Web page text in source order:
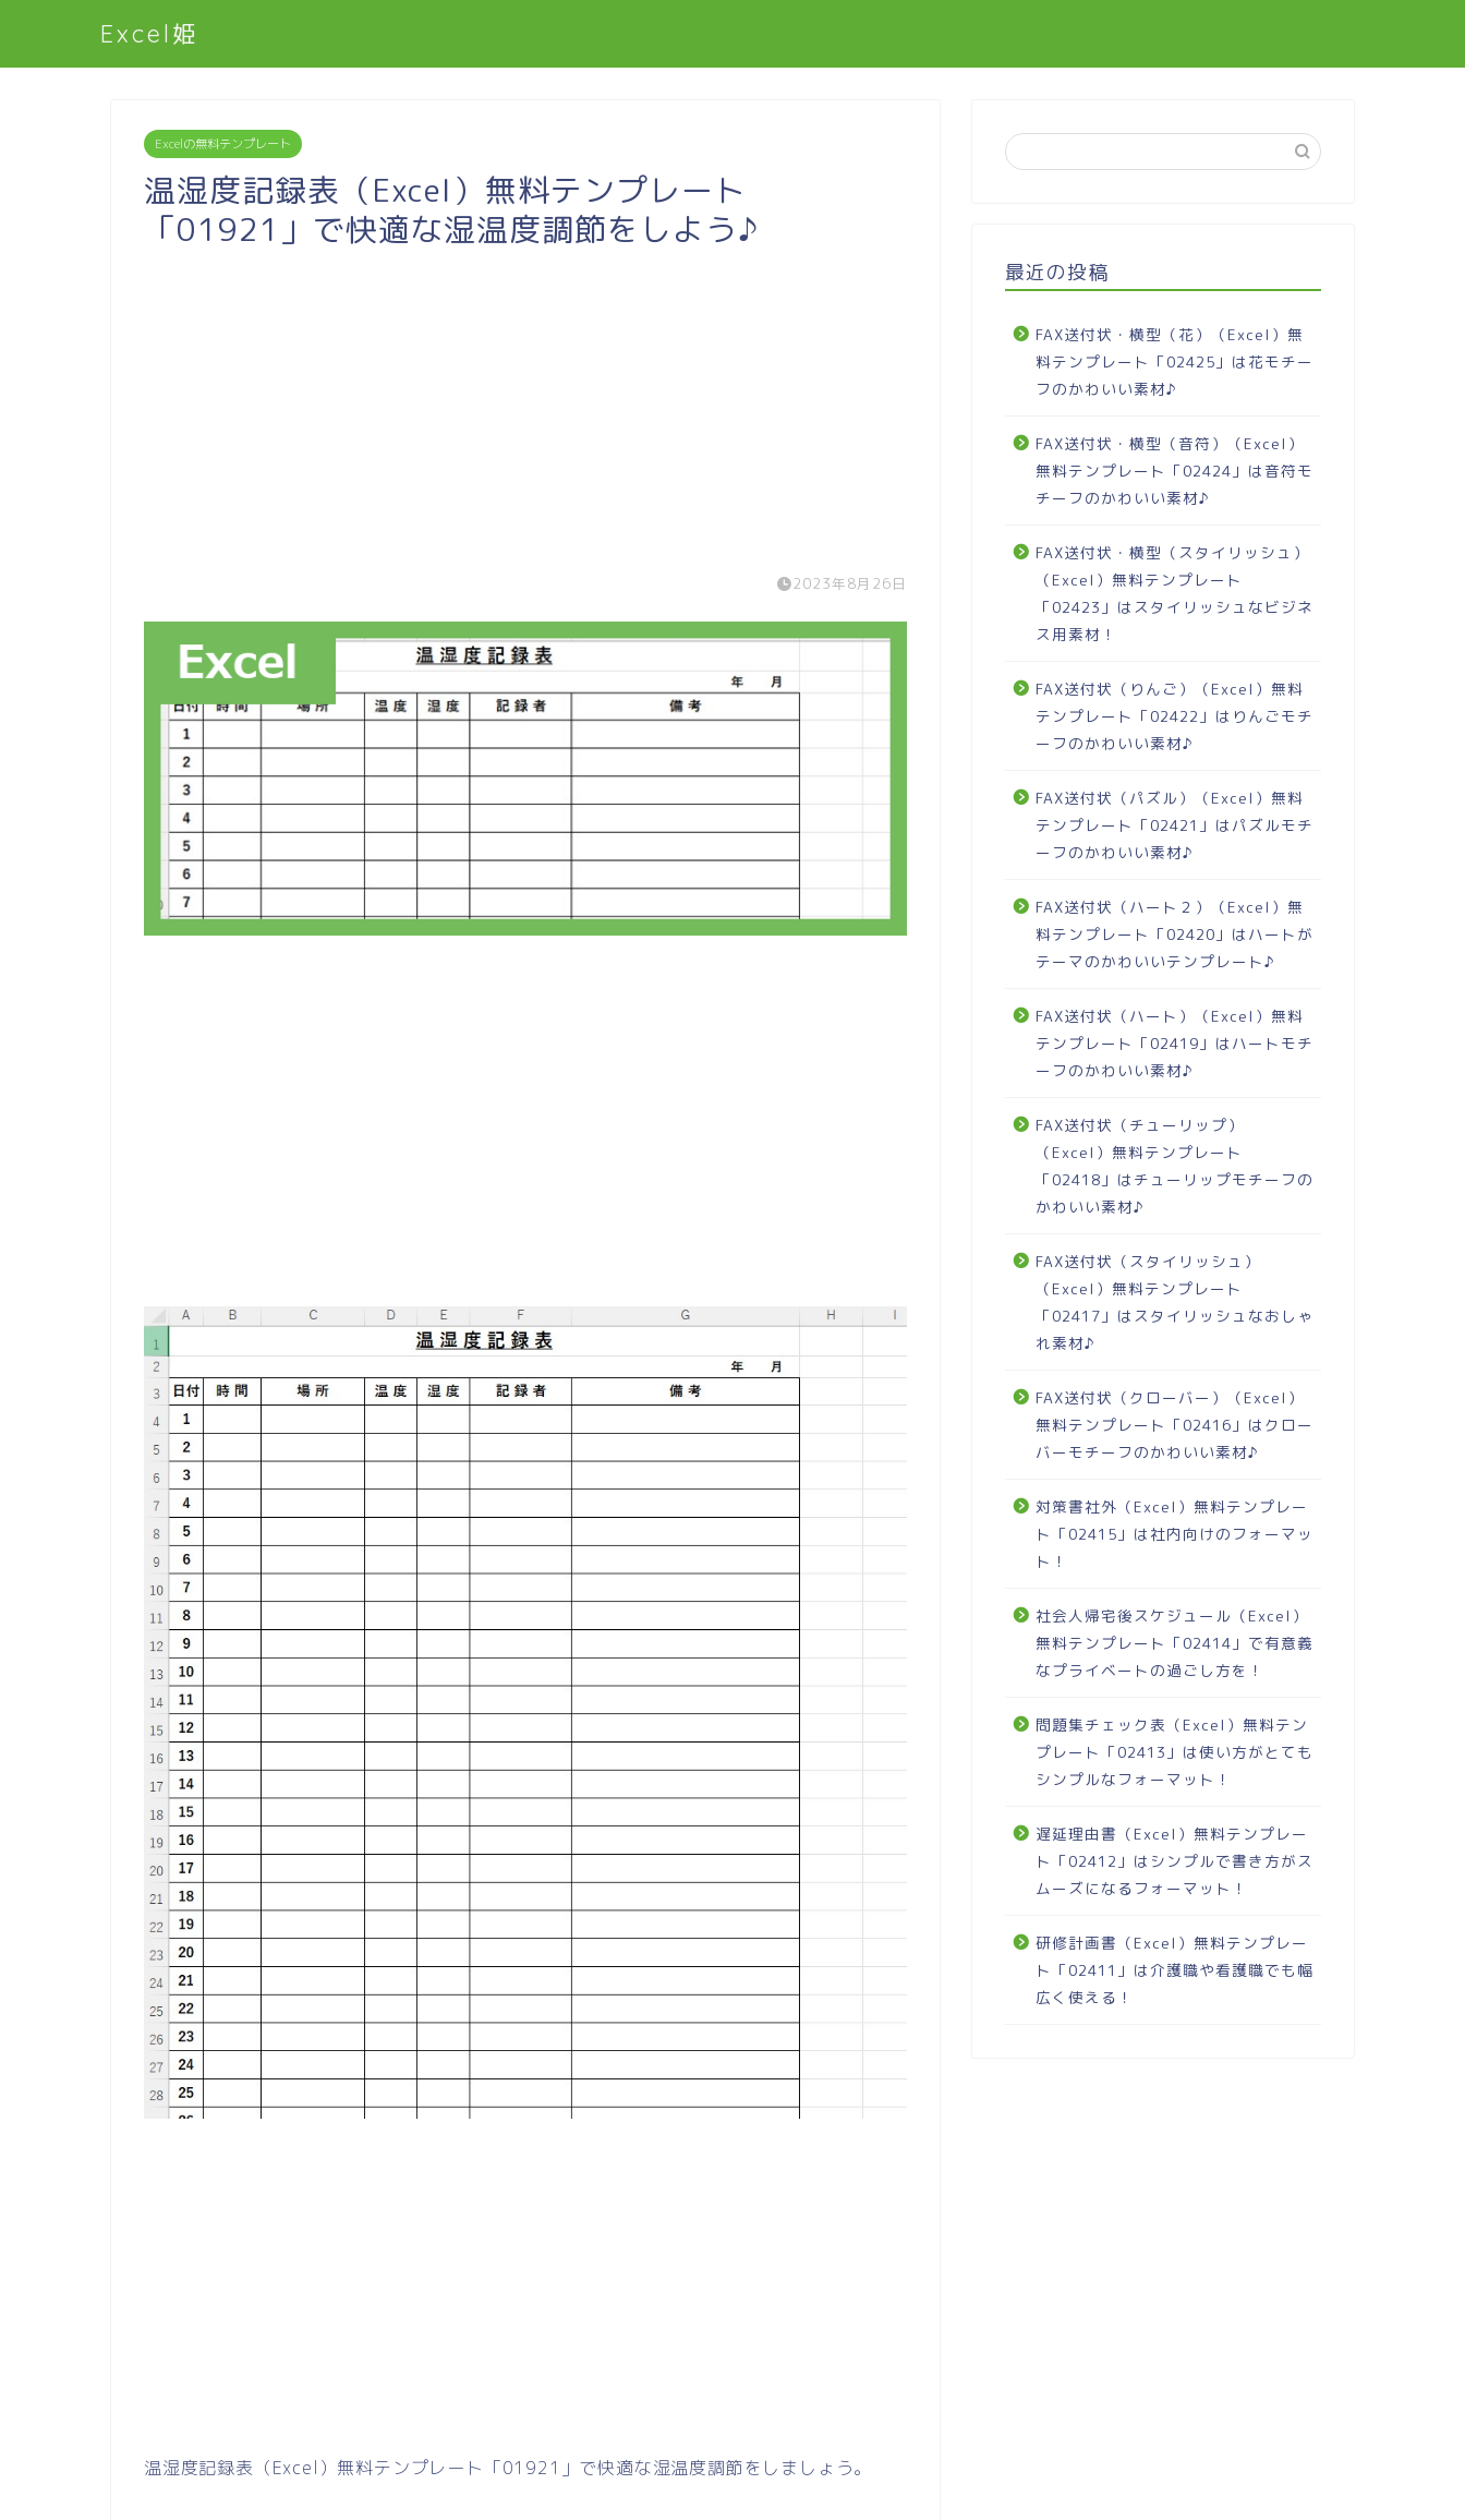
Excel姫
Excelの無料テンプレート
温湿度記録表（Excel）無料テンプレート
「01921」で快適な湿温度調節をしよう♪
2023年8月26日
温湿度記録表（Excel）無料テンプレート「01921」で快適な湿温度調節をしましょう。
最近の投稿
FAX送付状・横型（花）（Excel）無
料テンプレート「02425」は花モチー
フのかわいい素材♪
FAX送付状・横型（音符）（Excel）
無料テンプレート「02424」は音符モ
チーフのかわいい素材♪
FAX送付状・横型（スタイリッシュ）
（Excel）無料テンプレート
「02423」はスタイリッシュなビジネ
ス用素材！
FAX送付状（りんご）（Excel）無料
テンプレート「02422」はりんごモチ
ーフのかわいい素材♪
FAX送付状（パズル）（Excel）無料
テンプレート「02421」はパズルモチ
ーフのかわいい素材♪
FAX送付状（ハート２）（Excel）無
料テンプレート「02420」はハートが
テーマのかわいいテンプレート♪
FAX送付状（ハート）（Excel）無料
テンプレート「02419」はハートモチ
ーフのかわいい素材♪
FAX送付状（チューリップ）
（Excel）無料テンプレート
「02418」はチューリップモチーフの
かわいい素材♪
FAX送付状（スタイリッシュ）
（Excel）無料テンプレート
「02417」はスタイリッシュなおしゃ
れ素材♪
FAX送付状（クローバー）（Excel）
無料テンプレート「02416」はクロー
バーモチーフのかわいい素材♪
対策書社外（Excel）無料テンプレー
ト「02415」は社内向けのフォーマッ
ト！
社会人帰宅後スケジュール（Excel）
無料テンプレート「02414」で有意義
なプライベートの過ごし方を！
問題集チェック表（Excel）無料テン
プレート「02413」は使い方がとても
シンプルなフォーマット！
遅延理由書（Excel）無料テンプレー
ト「02412」はシンプルで書き方がス
ムーズになるフォーマット！
研修計画書（Excel）無料テンプレー
ト「02411」は介護職や看護職でも幅
広く使える！